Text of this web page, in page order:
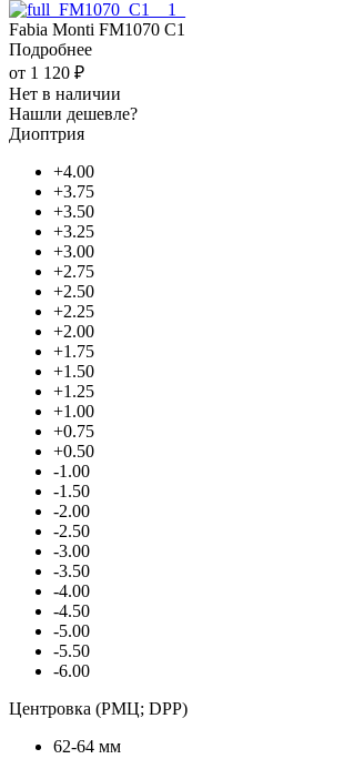
Fabia Monti FM1070 C1
Подробнее
от 1 120 ₽
Нет в наличии
Нашли дешевле?
Диоптрия
+4.00
+3.75
+3.50
+3.25
+3.00
+2.75
+2.50
+2.25
+2.00
+1.75
+1.50
+1.25
+1.00
+0.75
+0.50
-1.00
-1.50
-2.00
-2.50
-3.00
-3.50
-4.00
-4.50
-5.00
-5.50
-6.00
Центровка (РМЦ; DPP)
62-64 мм